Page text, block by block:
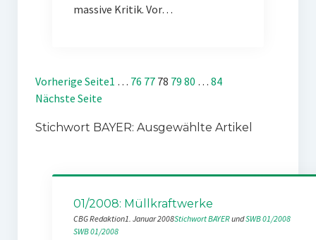
massive Kritik. Vor…
Vorherige Seite1 … 76 77 78 79 80 … 84
Nächste Seite
Stichwort BAYER: Ausgewählte Artikel
01/2008: Müllkraftwerke
CBG Redaktion1. Januar 2008Stichwort BAYER und SWB 01/2008
SWB 01/2008